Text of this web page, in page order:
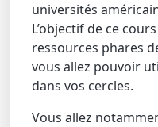
universités
L’objectif de ce
ressources phares
vous allez pouvoir
dans vos cercles.
Vous allez